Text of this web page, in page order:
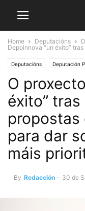
Home Deputacións
Depoinnova “un éxito”
Deputacións Deputación
O
éxito”
propostas
para dar
máis
By Redacción - 30 de